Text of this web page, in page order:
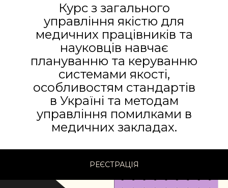
Курс з загального
управління якістю для
медичних працівників та
науковців навчає
плануванню та керуванню
системами якості,
особливостям стандартів
в Україні та методам
управління помилками в
медичних закладах.
РЕЄСТРАЦІЯ